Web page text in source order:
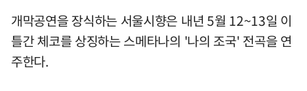
개막공연을 장식하는 서울시향은 내년 5월 12~13일 이
틀간 체코를 상징하는 스메타나의 '나의 조국' 전곡을 연
주한다.